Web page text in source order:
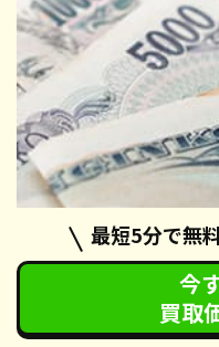
還付金が受け取れる
カーネクストの廃車手
料で対応させていただい
最短5分で無
今
買取